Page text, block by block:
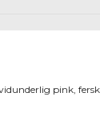
pink,